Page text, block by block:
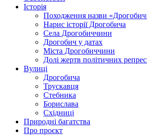
Історія
Походження назви
Нарис історії Дрогобича
Села Дрогобиччини
Дрогобич у датах
Міста Дрогобиччини
Долі жертв політичних
Вулиці
Дрогобича
Трускавця
Стебника
Борислава
Східниці
Природні багатства
Про проєкт